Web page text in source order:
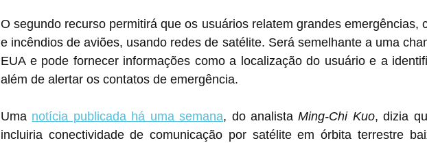
O segundo recurso permitirá que os usuários relatem grandes emergências,
e incêndios de aviões, usando redes de satélite. Será semelhante a uma
EUA e pode fornecer informações como a localização do usuário e a
além de alertar os contatos de emergência.
Uma notícia publicada há uma semana, do analista Ming-Chi Kuo, dizia
incluiria conectividade de comunicação por satélite em órbita terrestre